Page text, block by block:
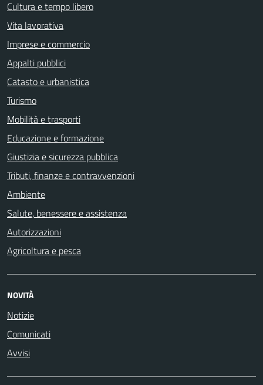
Cultura e tempo libero
Vita lavorativa
Imprese e commercio
Appalti pubblici
Catasto e urbanistica
Turismo
Mobilità e trasporti
Educazione e formazione
Giustizia e sicurezza pubblica
Tributi, finanze e contravvenzioni
Ambiente
Salute, benessere e assistenza
Autorizzazioni
Agricoltura e pesca
NOVITÀ
Notizie
Comunicati
Avvisi